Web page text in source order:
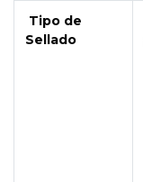
Tipo de
Sellado